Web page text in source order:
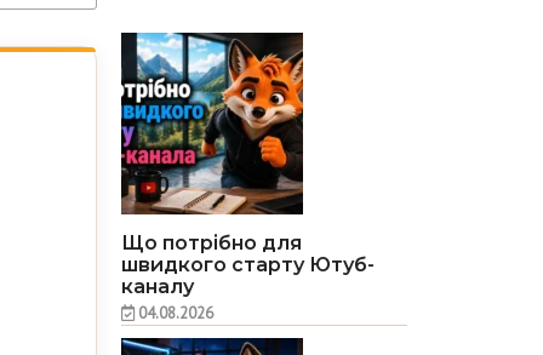
Що потрібно для
швидкого старту Ютуб-
каналу
04.08.2026